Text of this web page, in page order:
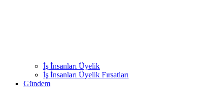
İş İnsanları Üyelik
İş İnsanları Üyelik Fırsatları
Gündem